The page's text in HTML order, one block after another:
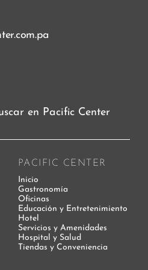
PACIFIC CENTER
Inicio
Gastronomía
Oficinas
Educación y Entretenimiento
Hotel
Servicios y Amenidades
Hospital y Salud
Tiendas y Conveniencia